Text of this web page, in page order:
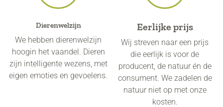
Dierenwelzijn​
We hebben dierenwelzijn
hoogin het vaandel. Dieren
zijn intelligente wezens, met
eigen emoties en gevoelens.
Eerlijke prijs
Wij streven naar een prijs
die eerlijk is voor de
producent, de natuur én de
consument. We zadelen de
natuur niet op met onze
kosten.